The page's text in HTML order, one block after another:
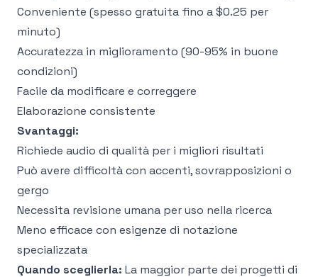
Conveniente (spesso gratuita fino a $0.25 per
minuto)
Accuratezza in miglioramento (90-95% in buone
condizioni)
Facile da modificare e correggere
Elaborazione consistente
Svantaggi:
Richiede audio di qualità per i migliori risultati
Può avere difficoltà con accenti, sovrapposizioni o
gergo
Necessita revisione umana per uso nella ricerca
Meno efficace con esigenze di notazione
specializzata
Quando sceglierla: La maggior parte dei progetti di